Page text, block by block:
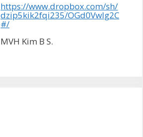
https://www.dropbox.com/sh/
dzip5kik2fqi235/OGd0VwIg2C
#/
MVH Kim B S.